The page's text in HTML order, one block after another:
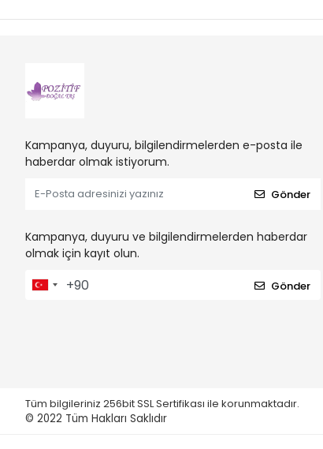
Kampanya, duyuru, bilgilendirmelerden e-posta ile
haberdar olmak istiyorum.
Gönder
Kampanya, duyuru ve bilgilendirmelerden haberdar
olmak için kayıt olun.
Gönder
Tüm bilgileriniz 256bit SSL Sertifikası ile korunmaktadır.
© 2022 Tüm Hakları Saklıdır